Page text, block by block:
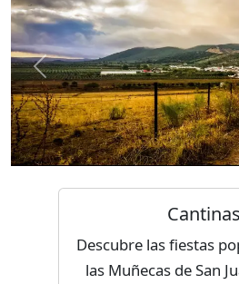
Cantinas
Descubre las fiestas
las Muñecas de San